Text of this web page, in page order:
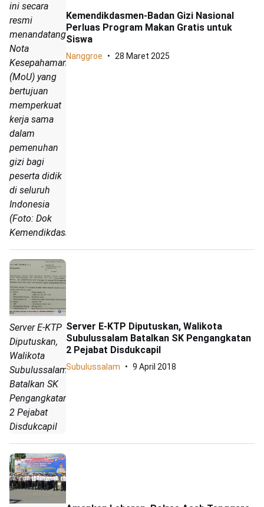
ini secara
resmi
menandatangani
Nota
Kesepahaman
(MoU) yang
bertujuan
memperkuat
kerja sama
dalam
pemenuhan
gizi bagi
peserta didik
di seluruh
Indonesia
(Foto: Dok
Kemendikdasmen)
Kemendikdasmen-Badan Gizi Nasional
Perluas Program Makan Gratis untuk
Siswa
Nanggroe 28 Maret 2025
Server E-KTP
Diputuskan,
Walikota
Subulussalam
Batalkan SK
Pengangkatan
2 Pejabat
Disdukcapil
Server E-KTP Diputuskan, Walikota
Subulussalam Batalkan SK Pengangkatan
2 Pejabat Disdukcapil
Subulussalam 9 April 2018